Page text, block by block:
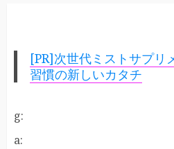
[PR]次世代ミストサプリ
習慣の新しいカタチ
g:
a: